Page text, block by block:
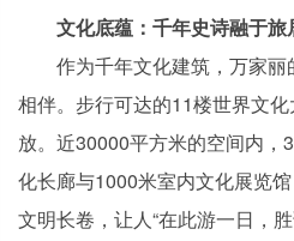
文化底蕴：千年史诗融于旅
作为千年文化建筑，万家
相伴。步行可达的11楼世界文
放。近30000平方米的空间内，
化长廊与1000米室内文化展览
文明长卷，让人“在此游一日，胜